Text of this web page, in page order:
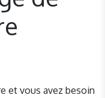
et vous avez besoin